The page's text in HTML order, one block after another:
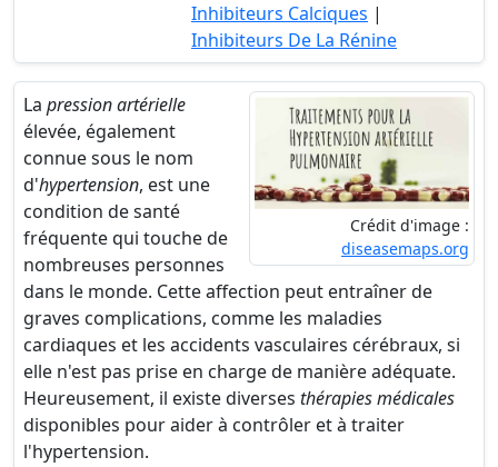
Inhibiteurs Calciques |
Inhibiteurs De La Rénine
Crédit d'image :
diseasemaps.org
La pression artérielle
élevée, également
connue sous le nom
d'hypertension, est une
condition de santé
fréquente qui touche de
nombreuses personnes
dans le monde. Cette affection peut entraîner de
graves complications, comme les maladies
cardiaques et les accidents vasculaires cérébraux, si
elle n'est pas prise en charge de manière adéquate.
Heureusement, il existe diverses thérapies médicales
disponibles pour aider à contrôler et à traiter
l'hypertension.